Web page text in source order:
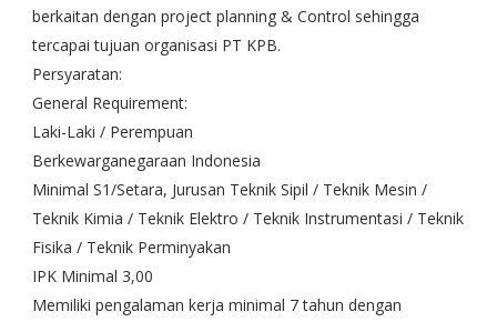
berkaitan dengan project planning & Control sehingga
tercapai tujuan organisasi PT KPB.
Persyaratan:
General Requirement:
Laki-Laki / Perempuan
Berkewarganegaraan Indonesia
Minimal S1/Setara, Jurusan Teknik Sipil / Teknik Mesin /
Teknik Kimia / Teknik Elektro / Teknik Instrumentasi / Teknik
Fisika / Teknik Perminyakan
IPK Minimal 3,00
Memiliki pengalaman kerja minimal 7 tahun dengan